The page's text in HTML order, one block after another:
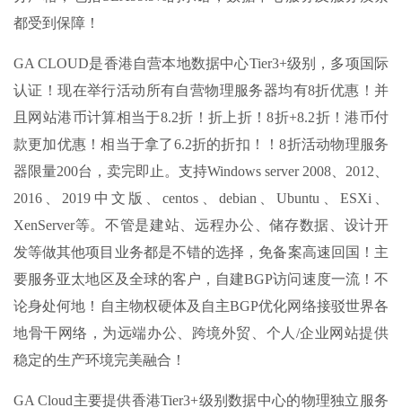
都受到保障！
GA CLOUD是香港自营本地数据中心Tier3+级别，多项国际
认证！现在举行活动所有自营物理服务器均有8折优惠！并
且网站港币计算相当于8.2折！折上折！8折+8.2折！港币付
款更加优惠！相当于拿了6.2折的折扣！！8折活动物理服务
器限量200台，卖完即止。支持Windows server 2008、2012、
2016、2019中文版、centos、debian、Ubuntu、ESXi、
XenServer等。不管是建站、远程办公、储存数据、设计开
发等做其他项目业务都是不错的选择，免备案高速回国！主
要服务亚太地区及全球的客户，自建BGP访问速度一流！不
论身处何地！自主物权硬体及自主BGP优化网络接驳世界各
地骨干网络，为远端办公、跨境外贸、个人/企业网站提供
稳定的生产环境完美融合！
GA Cloud主要提供香港Tier3+级别数据中心的物理独立服务